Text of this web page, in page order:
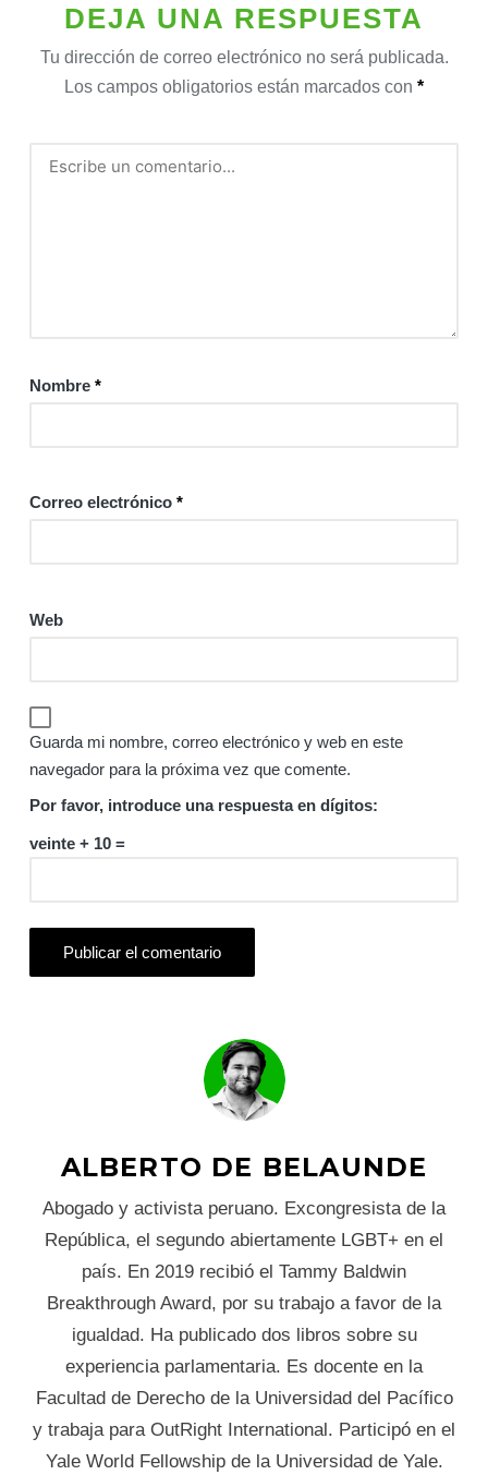
DEJA UNA RESPUESTA
Tu dirección de correo electrónico no será publicada.
Los campos obligatorios están marcados con *
Nombre *
Correo electrónico *
Web
Guarda mi nombre, correo electrónico y web en este
navegador para la próxima vez que comente.
Por favor, introduce una respuesta en dígitos:
veinte + 10 =
ALBERTO DE BELAUNDE
Abogado y activista peruano. Excongresista de la
República, el segundo abiertamente LGBT+ en el
país. En 2019 recibió el Tammy Baldwin
Breakthrough Award, por su trabajo a favor de la
igualdad. Ha publicado dos libros sobre su
experiencia parlamentaria. Es docente en la
Facultad de Derecho de la Universidad del Pacífico
y trabaja para OutRight International. Participó en el
Yale World Fellowship de la Universidad de Yale.